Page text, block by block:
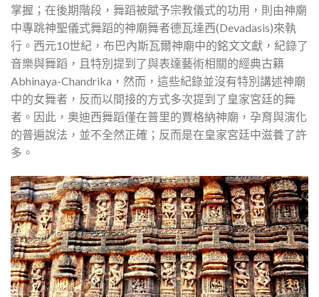
掌握；在後期階段，舞蹈被賦予宗教儀式的功用，則由神廟
中專跳神聖儀式舞蹈的神廟舞者德瓦達西(Devadasis)來執
行。西元10世紀，布巴內斯瓦爾神廟中的銘文文獻，紀錄了
音樂與舞蹈，且特別提到了與表達藝術相關的經典古籍
Abhinaya-Chandrika，然而，這些紀錄並沒有特別講述神廟
中的女舞者，反而以間接的方式多次提到了皇家宮廷的舞
者。因此，奥迪西舞蹈僅在普里的賈格納神廟，孕育與演化
的普遍說法，並不全然正確；反而是在皇家宮廷中滋養了許
多。